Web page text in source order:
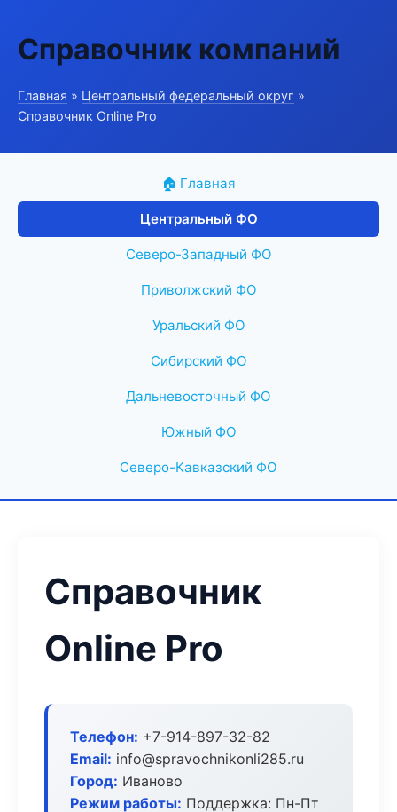
Справочник компаний
Главная » Центральный федеральный округ »
Справочник Online Pro
🏠 Главная
Центральный ФО
Северо-Западный ФО
Приволжский ФО
Уральский ФО
Сибирский ФО
Дальневосточный ФО
Южный ФО
Северо-Кавказский ФО
Справочник
Online Pro
Телефон: +7-914-897-32-82
Email: info@spravochnikonli285.ru
Город: Иваново
Режим работы: Поддержка: Пн-Пт